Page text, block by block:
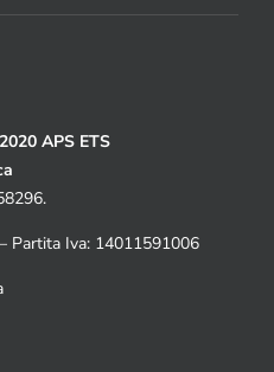
APS ETS
Partita Iva: 14011591006